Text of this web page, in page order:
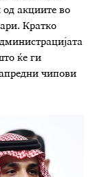
од акциите во
Кратко
ќе ги
чипови